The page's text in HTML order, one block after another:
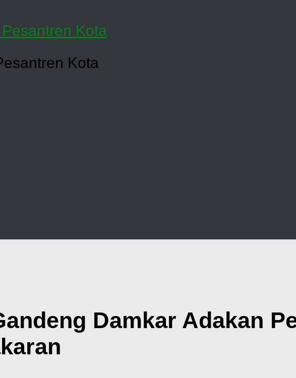
Kota
Damkar Adakan